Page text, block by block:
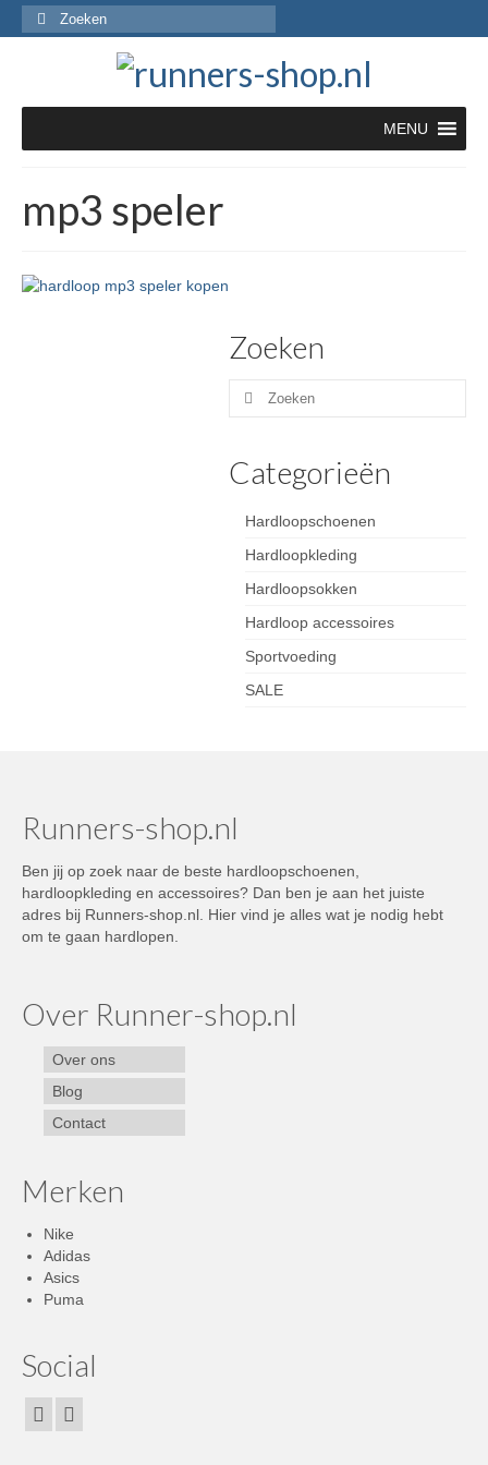
Zoeken
naar:
MENU
mp3 speler
Zoeken
Zoeken
Categorieën
Hardloopschoenen
Hardloopkleding
Hardloopsokken
Hardloop accessoires
Sportvoeding
SALE
Runners-shop.nl
Ben jij op zoek naar de beste hardloopschoenen,
hardloopkleding en accessoires? Dan ben je aan het juiste
adres bij Runners-shop.nl. Hier vind je alles wat je nodig hebt
om te gaan hardlopen.
Over Runner-shop.nl
Over ons
Blog
Contact
Merken
Nike
Adidas
Asics
Puma
Social